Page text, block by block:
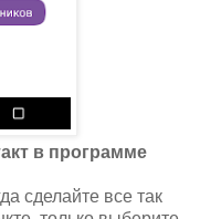
в программе
сделайте все так